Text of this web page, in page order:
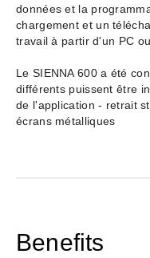
données et la
chargement et un
travail à partir d'un PC
Le SIENNA 600 a été
différents puissent être
de l'application - retrait
écrans métalliques
Benefits